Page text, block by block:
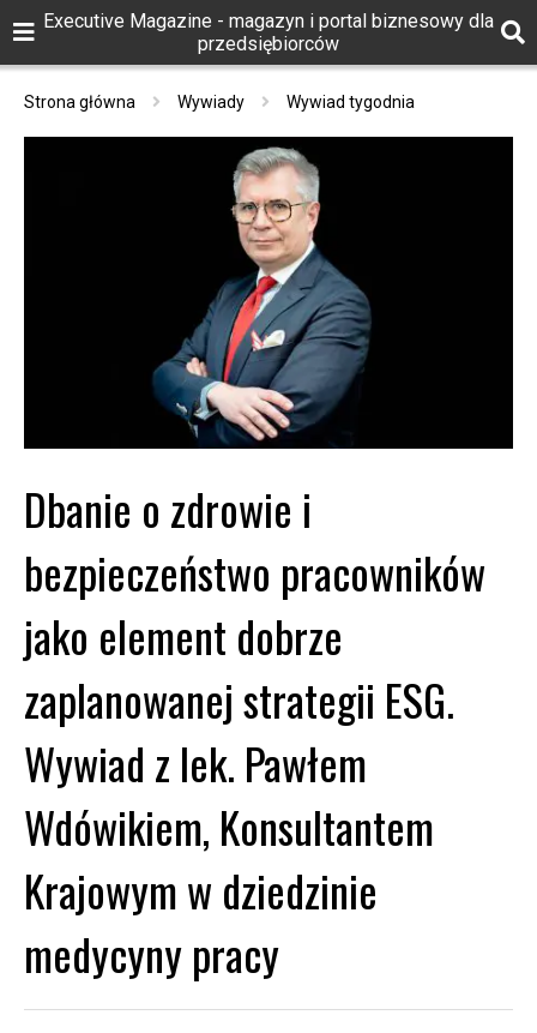
Executive Magazine - magazyn i portal biznesowy dla
przedsiębiorców
Strona główna Wywiady Wywiad tygodnia
Dbanie o zdrowie i
bezpieczeństwo pracowników
jako element dobrze
zaplanowanej strategii ESG.
Wywiad z lek. Pawłem
Wdówikiem, Konsultantem
Krajowym w dziedzinie
medycyny pracy